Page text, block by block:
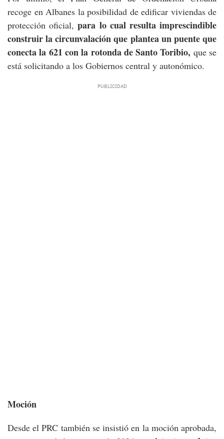
recoge en Albanes la posibilidad de edificar viviendas de
protección oficial,para lo cual resulta imprescindible
construir la circunvalación que plantea un puente que
conecta la 621 con la rotonda de Santo Toribio, que se
está solicitando a los Gobiernos central y autonómico.
Moción
Desde el PRC también se insistió en la moción aprobada,